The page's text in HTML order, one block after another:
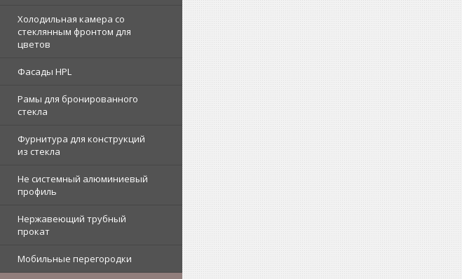
Холодильная камера со
стеклянным фронтом для
цветов
Фасады HPL
Рамы для бронированного
стекла
Фурнитура для конструкций
из стекла
Не системный алюминиевый
профиль
Нержавеющий трубный
прокат
Мобильные перегородки